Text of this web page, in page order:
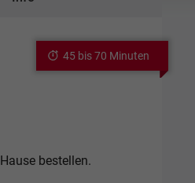
bestellen.
45 bis 70 Minuten